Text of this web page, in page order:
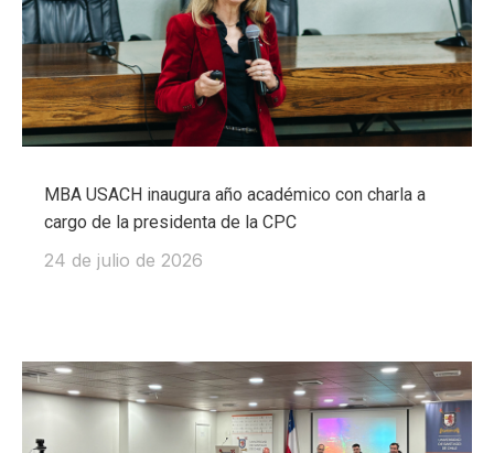
MBA USACH inaugura año académico con charla a
cargo de la presidenta de la CPC
24 de julio de 2026